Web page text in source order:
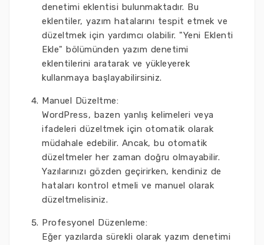
denetimi eklentisi bulunmaktadır. Bu
eklentiler, yazım hatalarını tespit etmek ve
düzeltmek için yardımcı olabilir. "Yeni Eklenti
Ekle" bölümünden yazım denetimi
eklentilerini aratarak ve yükleyerek
kullanmaya başlayabilirsiniz.
Manuel Düzeltme:
WordPress, bazen yanlış kelimeleri veya
ifadeleri düzeltmek için otomatik olarak
müdahale edebilir. Ancak, bu otomatik
düzeltmeler her zaman doğru olmayabilir.
Yazılarınızı gözden geçirirken, kendiniz de
hataları kontrol etmeli ve manuel olarak
düzeltmelisiniz.
Profesyonel Düzenleme:
Eğer yazılarda sürekli olarak yazım denetimi